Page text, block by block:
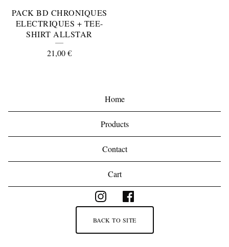
PACK BD CHRONIQUES
ELECTRIQUES + TEE-
SHIRT ALLSTAR
21,00€
Home
Products
Contact
Cart
BACK TO SITE